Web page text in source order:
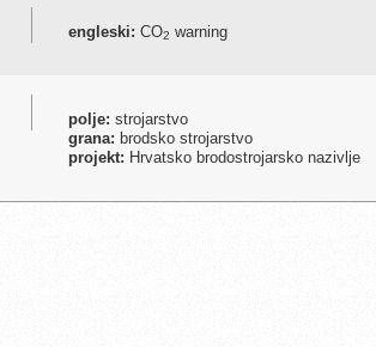
engleski: CO2 warning
polje: strojarstvo
grana: brodsko strojarstvo
projekt: Hrvatsko brodostrojarsko nazivlje